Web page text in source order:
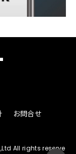
お問合せ
All rights reserve